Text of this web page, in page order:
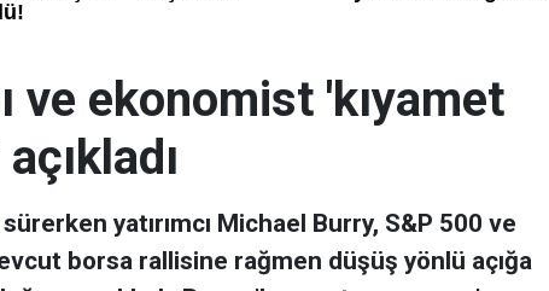
ve ekonomist 'kıyamet
yatırımcı Michael Burry, S&P 500 ve
borsa rallisine rağmen düşüş yönlü açığa